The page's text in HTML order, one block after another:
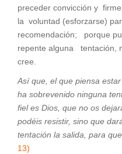
preceder convicción y
la voluntad (esforzarse)
recomendación; porque
repente alguna tentación,
cree.
Así que, el que piensa
ha sobrevenido ninguna
fiel es Dios, que no os
podéis resistir, sino que
tentación la salida, para
13)